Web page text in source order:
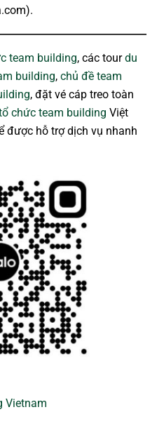
team building, các tourdu
building, chủ đề team
, đặt vé cáp treo toàn
chức team building Việt
được hỗ trợ dịch vụ nhanh
Vietnam